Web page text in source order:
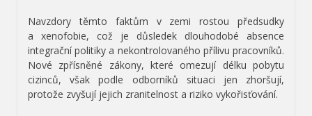
Navzdory těmto faktům v zemi rostou předsudky
a xenofobie, což je důsledek dlouhodobé absence
integrační politiky a nekontrolovaného přílivu pracovníků.
Nové zpřísněné zákony, které omezují délku pobytu
cizinců, však podle odborníků situaci jen zhoršují,
protože zvyšují jejich zranitelnost a riziko vykořisťování.